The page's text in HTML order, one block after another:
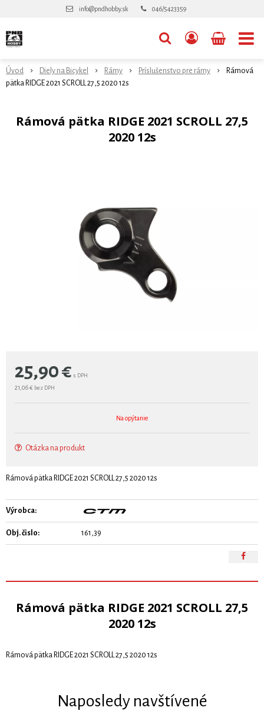
info@pndhobby.sk 046/5423359
Úvod Diely na Bicykel Rámy Príslušenstvo pre rámy
Rámová
pätka RIDGE 2021 SCROLL 27,5 2020 12s
Rámová pätka RIDGE 2021 SCROLL 27,5
2020 12s
25,90€ s DPH
21,06 € bez DPH
Na opýtanie
Otázka na produkt
Rámová pätka RIDGE 2021 SCROLL 27,5 2020 12s
Výrobca:
Obj. čislo: 161,39
Rámová pätka RIDGE 2021 SCROLL 27,5
2020 12s
Rámová pätka RIDGE 2021 SCROLL 27,5 2020 12s
Naposledy navštívené